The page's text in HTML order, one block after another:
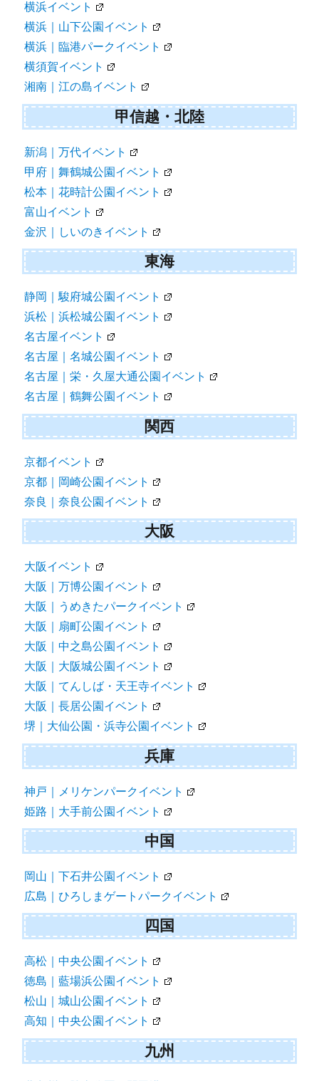
横浜イベント
横浜｜山下公園イベント
横浜｜臨港パークイベント
横須賀イベント
湘南｜江の島イベント
甲信越・北陸
新潟｜万代イベント
甲府｜舞鶴城公園イベント
松本｜花時計公園イベント
富山イベント
金沢｜しいのきイベント
東海
静岡｜駿府城公園イベント
浜松｜浜松城公園イベント
名古屋イベント
名古屋｜名城公園イベント
名古屋｜栄・久屋大通公園イベント
名古屋｜鶴舞公園イベント
関西
京都イベント
京都｜岡崎公園イベント
奈良｜奈良公園イベント
大阪
大阪イベント
大阪｜万博公園イベント
大阪｜うめきたパークイベント
大阪｜扇町公園イベント
大阪｜中之島公園イベント
大阪｜大阪城公園イベント
大阪｜てんしば・天王寺イベント
大阪｜長居公園イベント
堺｜大仙公園・浜寺公園イベント
兵庫
神戸｜メリケンパークイベント
姫路｜大手前公園イベント
中国
岡山｜下石井公園イベント
広島｜ひろしまゲートパークイベント
四国
高松｜中央公園イベント
徳島｜藍場浜公園イベント
松山｜城山公園イベント
高知｜中央公園イベント
九州